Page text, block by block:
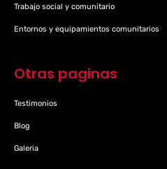
Trabajo social y comunitario
Entornos y equipamientos comunitarios
Otras paginas
Testimonios
Blog
Galeria